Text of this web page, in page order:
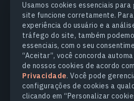
Usamos cookies essenciais
site funcione corretamente.
experiência do usuário e a
tráfego do site, também
essenciais, com o seu
“Aceitar”, você concorda
de nossos cookies de acordo
Privacidade. Você pode
configurações de cookies a
clicando em “Personalizar
divulgação de informações.
quem diz ser quando solicita cópias
estivermos satisfeitos quanto à sua
lhe uma cópia dos seus dados por e-
fase de verificação nos for
quaisquer documentos de
serão avaliados a fim de verificar
que nós divulguemos dados
identificação não serão